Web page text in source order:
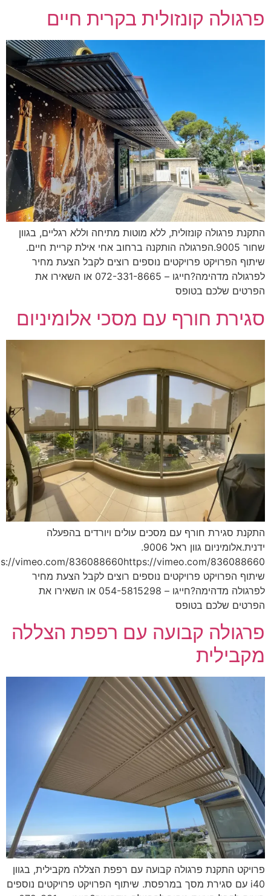
קונזולית בקרית חיים
פרגולה קונזולית, ללא מוטות מתיחה וללא רגליים, בגוון
שחור 9005.הפרגולה הותקנה ברחוב אחי אילת קריית חיים.
הפרויקט פרויקטים נוספים רוצים לקבל הצעת מחיר
לפרגולה מדהימה?חייגו – 072-331-8665 או השאירו את
שלכם בטופס
חורף עם מסכי אלומיניום
סגירת חורף עם מסכים עולים ויורדים בהפעלה
ידנית.אלומיניום גוון ראל 9006.
https://vimeo.com/836088660https://vimeo.com/
הפרויקט פרויקטים נוספים רוצים לקבל הצעת מחיר
לפרגולה מדהימה?חייגו – 054-5815298 או השאירו את
שלכם בטופס
קבועה עם רפפת הצללה
התקנת פרגולה קבועה עם רפפת הצללה מקבילית, בגוון
i40 עם סגירת מסך במרפסת. שיתוף הפרויקט פרויקטים נוספים